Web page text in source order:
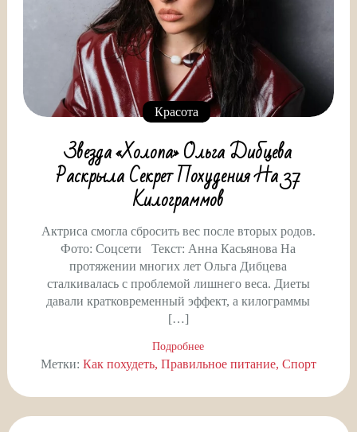
Красота
Звезда «Холопа» Ольга Дибцева
Раскрыла Секрет Похудения На 37
Килограммов
Актриса смогла сбросить вес после вторых родов.
Фото: Соцсети Текст: Анна Касьянова На
протяжении многих лет Ольга Дибцева
сталкивалась с проблемой лишнего веса. Диеты
давали кратковременный эффект, а килограммы
[…]
Подробнее
Метки: Как похудеть Правильное питание Спорт